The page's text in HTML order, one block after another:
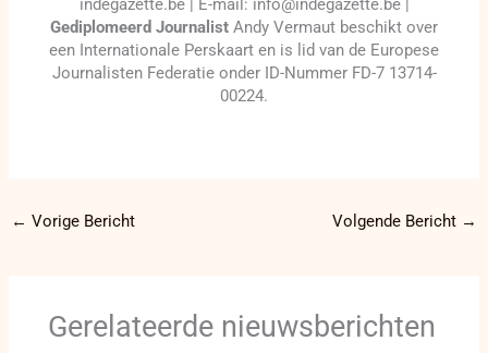
indegazette.be | E-mail: info@indegazette.be |
Gediplomeerd Journalist Andy Vermaut beschikt over
een Internationale Perskaart en is lid van de Europese
Journalisten Federatie onder ID-Nummer FD-7 13714-
00224.
← Vorige Bericht Volgende Bericht →
Gerelateerde nieuwsberichten